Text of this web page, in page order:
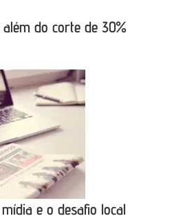
do corte de 30%
e o desafio local